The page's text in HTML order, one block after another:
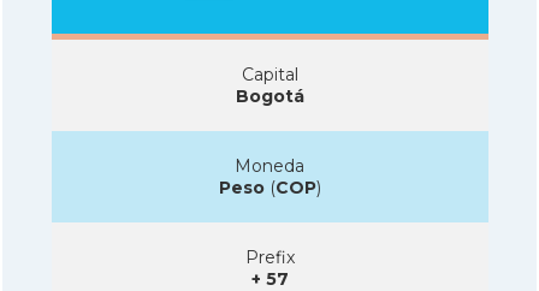
Capital
Bogotá
Moneda
Peso(COP)
Prefix
+ 57